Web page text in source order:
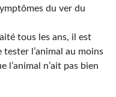
du ver du
tous les ans, il est
l’animal au moins
l’animal n’ait pas bien